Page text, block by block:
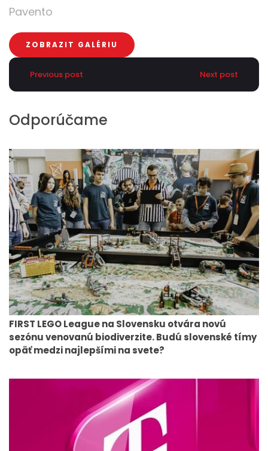
Pavento
ZOBRAZIT GALÉRIU
Previous post Next post
Odporúčame
FIRST LEGO League na Slovensku otvára novú
sezónu venovanú biodiverzite. Budú slovenské tímy
opäť medzi najlepšími na svete?